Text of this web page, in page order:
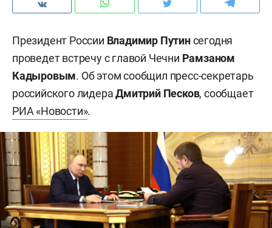
Президент России Владимир Путинсегодня
проведет встречу с главой Чечни Рамзаном
Кадыровым. Об этом сообщил пресс-секретарь
российского лидераДмитрий Песков, сообщает
РИА «Новости».